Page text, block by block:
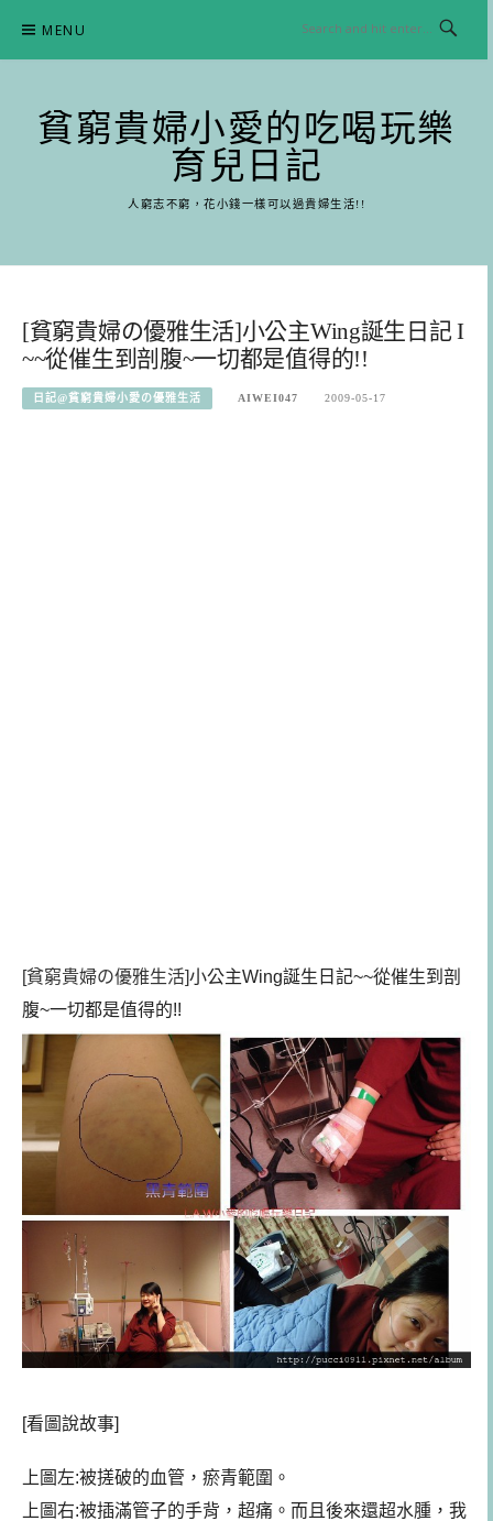
content
MENU
貧窮貴婦小愛的吃喝玩樂
育兒日記
人窮志不窮，花小錢一樣可以過貴婦生活!!
[貧窮貴婦の優雅生活]小公主Wing誕生日記 I
~~從催生到剖腹~一切都是值得的!!
日記@貧窮貴婦小愛の優雅生活 AIWEI047 2009-05-17
[貧窮貴婦の優雅生活]小公主Wing誕生日記~~從催生到剖
腹~一切都是值得的!!
[看圖說故事]
上圖左:被搓破的血管，瘀青範圍。
上圖右:被插滿管子的手背，超痛。而且後來還超水腫，我